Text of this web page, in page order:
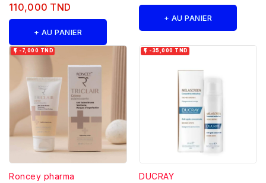
110,000 TND
+ AU PANIER
+ AU PANIER
 -7,000 TND
Roncey pharma
 -35,000 TND
DUCRAY